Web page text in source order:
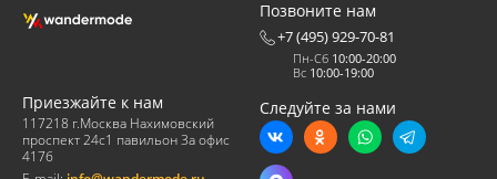
Клинкерный белый рядовой кирпич Wandermode Armschwung
AZ170DF50 Wind размером 240x50x50 мм выполняет
конструктивную и декоративную функцию. Высокие показатели
качества и надежности позволяют применять его для возведения
зданий с красивыми, презентабельными, и долговечными
фасадами. Его главными качественными показателями считается
прочность, устойчивость к воздействию любой (щелочной или
кислотной) агрессивной среды, резким температурным перепадам,
низким, высоким температурам, ультрафиолетовым лучам, влаге,
осадкам, и прочим неблагоприятным факторам. Еще каждый
Позвоните нам
+7 (495) 929-70-81
Пн-Сб 10:00-20:00
Вс 10:00-19:00
Приезжайте к нам
117218 г.Москва Нахимовский
проспект 24с1 павильон 3а офис
417б
Следуйте за нами